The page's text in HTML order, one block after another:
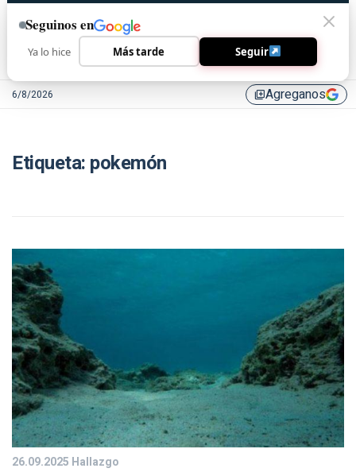
6/8/2026 library_addAgreganos
Etiqueta: pokemón
26.09.2025 Hallazgo
Seguinos en
Ya lo hice Más tarde Seguir